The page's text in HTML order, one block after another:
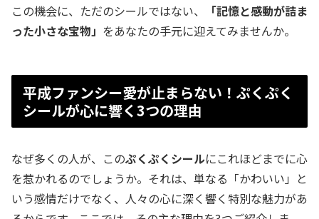
この機会に、ただのシールではない、
「記憶と感動が詰ま
った小さな宝物」 をあなたの手元に迎えてみませんか。
平成ファンシー愛が止まらない！ぷくぷく
シールが心に響く3つの理由
なぜ多くの人が、このぷくぷくシールにこれほどまでに心
を惹かれるのでしょうか。それは、単なる「かわいい」と
いう感情だけでなく、人々の心に深く響く特別な魅力があ